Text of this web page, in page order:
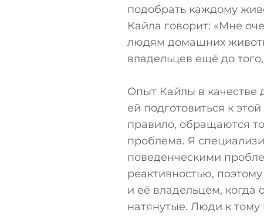
подобрать каждому
Кайла говорит: «Мне
людям домашних
владельцев ещё до
Опыт Кайлы в качестве
ей подготовиться к
правило, обращаются
проблема. Я
поведенческими
реактивностью,
и её владельцем,
натянутые. Люди к